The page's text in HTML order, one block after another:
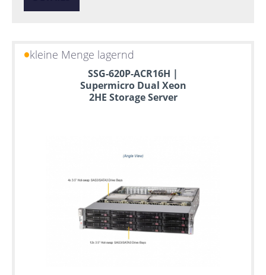
kleine Menge lagernd
SSG-620P-ACR16H |
Supermicro Dual Xeon
2HE Storage Server